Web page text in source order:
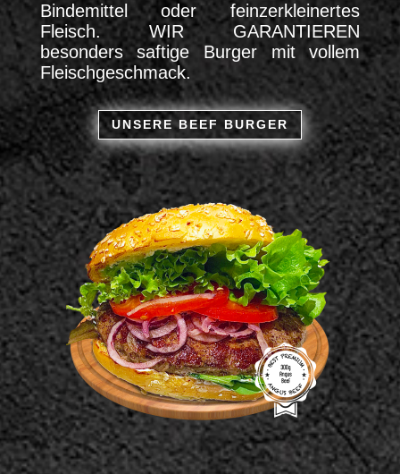
Bindemittel oder feinzerkleinertes
Fleisch. WIR GARANTIEREN
besonders saftige Burger mit vollem
Fleischgeschmack.
UNSERE BEEF BURGER